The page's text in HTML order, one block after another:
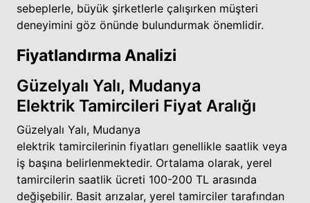
sebeplerle, büyük şirketlerle çalışırken müşteri
deneyimini göz önünde bulundurmak önemlidir.
Fiyatlandırma Analizi
Güzelyalı Yalı, Mudanya
Elektrik Tamircileri Fiyat Aralığı
Güzelyalı Yalı, Mudanya
elektrik tamircilerinin fiyatları genellikle saatlik veya
iş başına belirlenmektedir. Ortalama olarak, yerel
tamircilerin saatlik ücreti 100-200 TL arasında
değişebilir. Basit arızalar, yerel tamirciler tarafından